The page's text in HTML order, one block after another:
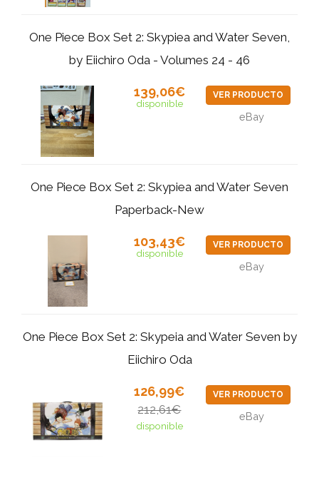
One Piece Box Set 2: Skypiea and Water Seven,
by Eiichiro Oda - Volumes 24 - 46
139,06€
disponible
VER PRODUCTO
eBay
One Piece Box Set 2: Skypiea and Water Seven
Paperback-New
103,43€
disponible
VER PRODUCTO
eBay
One Piece Box Set 2: Skypeia and Water Seven by
Eiichiro Oda
126,99€
212,61€
disponible
VER PRODUCTO
eBay